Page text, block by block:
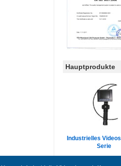
Hauptprodukte
Industrielles
Serie